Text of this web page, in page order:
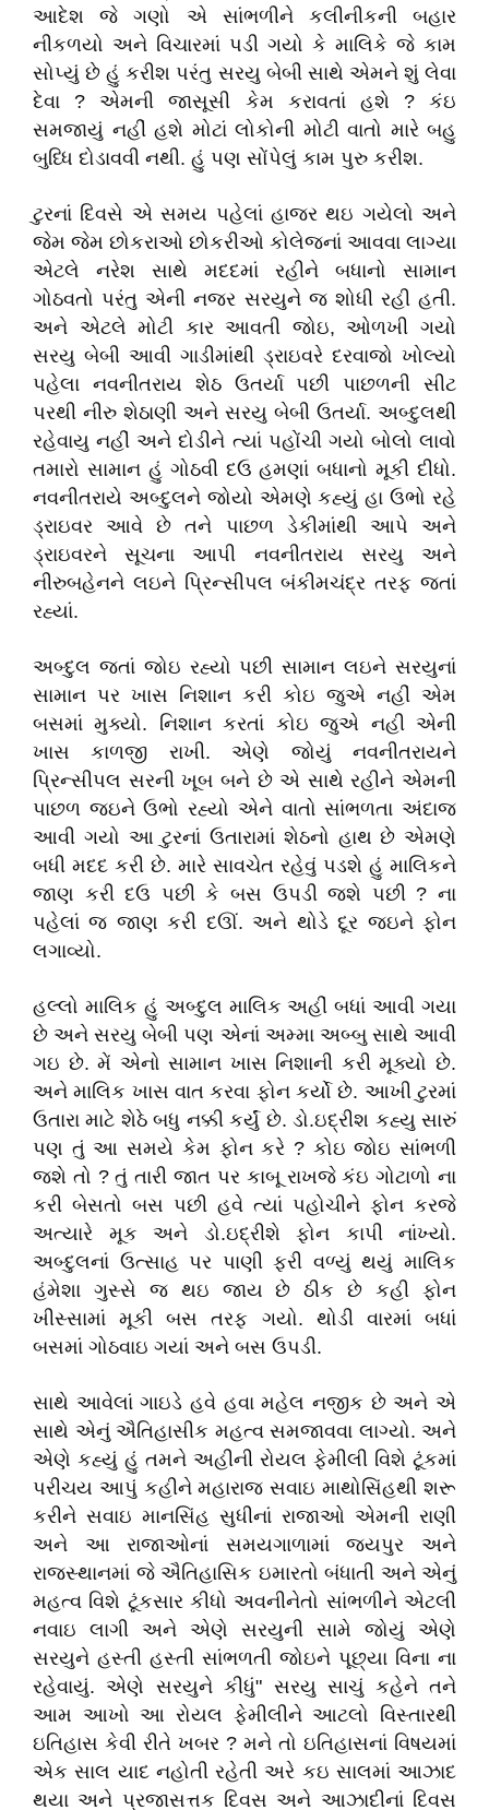
આદેશ જે ગણો એ સાંભળીને કલીનીકની બહાર
નીકળયો અને વિચારમાં પડી ગયો કે માલિકે જે કામ
સોપ્યું છે હું કરીશ પરંતુ સરયુ બેબી સાથે એમને શું લેવા
દેવા ? એમની જાસૂસી કેમ કરાવતાં હશે ? કંઇ
સમજાયું નહીં હશે મોટાં લોકોની મોટી વાતો મારે બહુ
બુધ્ધિ દોડાવવી નથી. હું પણ સોંપેલું કામ પુરુ કરીશ.
ટુરનાં દિવસે એ સમય પહેલાં હાજર થઇ ગયેલો અને
જેમ જેમ છોકરાઓ છોકરીઓ કોલેજનાં આવવા લાગ્યા
એટલે નરેશ સાથે મદદમાં રહીને બધાનો સામાન
ગોઠવતો પરંતુ એની નજર સરયુને જ શોધી રહી હતી.
અને એટલે મોટી કાર આવતી જોઇ, ઓળખી ગયો
સરયુ બેબી આવી ગાડીમાંથી ડ્રાઇવરે દરવાજો ખોલ્યો
પહેલા નવનીતરાય શેઠ ઉતર્યા પછી પાછળની સીટ
પરથી નીરુ શેઠાણી અને સરયુ બેબી ઉતર્યા. અબ્દુલથી
રહેવાયુ નહીં અને દોડીને ત્યાં પહોંચી ગયો બોલો લાવો
તમારો સામાન હું ગોઠવી દઉ હમણાં બધાનો મૂકી દીધો.
નવનીતરાયે અબ્દુલને જોયો એમણે કહ્યું હા ઉભો રહે
ડ્રાઇવર આવે છે તને પાછળ ડેકીમાંથી આપે અને
ડ્રાઇવરને સૂચના આપી નવનીતરાય સરયુ અને
નીરુબહેનને લઇને પ્રિન્સીપલ બંકીમચંદ્ર તરફ જતાં
રહ્યાં.
અબ્દુલ જતાં જોઇ રહ્યો પછી સામાન લઇને સરયુનાં
સામાન પર ખાસ નિશાન કરી કોઇ જુએ નહીં એમ
બસમાં મુક્યો. નિશાન કરતાં કોઇ જુએ નહી એની
ખાસ કાળજી રાખી. એણે જોયું નવનીતરાયને
પ્રિન્સીપલ સરની ખૂબ બને છે એ સાથે રહીને એમની
પાછળ જઇને ઉભો રહ્યો એને વાતો સાંભળતા અંદાજ
આવી ગયો આ ટુરનાં ઉતારામાં શેઠનો હાથ છે એમણે
બધી મદદ કરી છે. મારે સાવચેત રહેવું પડશે હું માલિકને
જાણ કરી દઉ પછી કે બસ ઉપડી જશે પછી ? ના
પહેલાં જ જાણ કરી દઊં. અને થોડે દૂર જઇને ફોન
લગાવ્યો.
હલ્લો માલિક હું અબ્દુલ માલિક અહીં બધાં આવી ગયા
છે અને સરયુ બેબી પણ એનાં અમ્મા અબ્બુ સાથે આવી
ગઇ છે. મેં એનો સામાન ખાસ નિશાની કરી મૂક્યો છે.
અને માલિક ખાસ વાત કરવા ફોન કર્યો છે. આખી ટુરમાં
ઉતારા માટે શેઠે બધુ નક્કી કર્યું છે. ડો.ઇદ્રીશ કહ્યુ સારું
પણ તું આ સમયે કેમ ફોન કરે ? કોઇ જોઇ સાંભળી
જશે તો ? તું તારી જાત પર કાબૂ રાખજે કંઇ ગોટાળો ના
કરી બેસતો બસ પછી હવે ત્યાં પહોચીને ફોન કરજે
અત્યારે મૂક અને ડો.ઇદ્રીશે ફોન કાપી નાંખ્યો.
અબ્દુલનાં ઉત્સાહ પર પાણી ફરી વળ્યું થયું માલિક
હંમેશા ગુસ્સે જ થઇ જાય છે ઠીક છે કહી ફોન
ખીસ્સામાં મૂકી બસ તરફ ગયો. થોડી વારમાં બધાં
બસમાં ગોઠવાઇ ગયાં અને બસ ઉપડી.
સાથે આવેલાં ગાઇડે હવે હવા મહેલ નજીક છે અને એ
સાથે એનું ઐતિહાસીક મહત્વ સમજાવવા લાગ્યો. અને
એણે કહ્યું હું તમને અહીની રોયલ ફેમીલી વિશે ટૂંકમાં
પરીચય આપું કહીને મહારાજ સવાઇ માથોસિંહથી શરૂ
કરીને સવાઇ માનસિંહ સુધીનાં રાજાઓ એમની રાણી
અને આ રાજાઓનાં સમયગાળામાં જયપુર અને
રાજસ્થાનમાં જે ઐતિહાસિક ઇમારતો બંધાતી અને એનું
મહત્વ વિશે ટૂંકસાર કીધો અવનીનેતો સાંભળીને એટલી
નવાઇ લાગી અને એણે સરયુની સામે જોયું એણે
સરયુને હસ્તી હસ્તી સાંભળતી જોઇને પૂછ્યા વિના ના
રહેવાયું. એણે સરયુને કીધું" સરયુ સાચું કહેને તને
આમ આખો આ રોયલ ફેમીલીને આટલો વિસ્તારથી
ઇતિહાસ કેવી રીતે ખબર ? મને તો ઇતિહાસનાં વિષયમાં
એક સાલ યાદ નહોતી રહેતી અરે કઇ સાલમાં આઝાદ
થયા અને પ્રજાસત્તક દિવસ અને આઝાદીનાં દિવસ